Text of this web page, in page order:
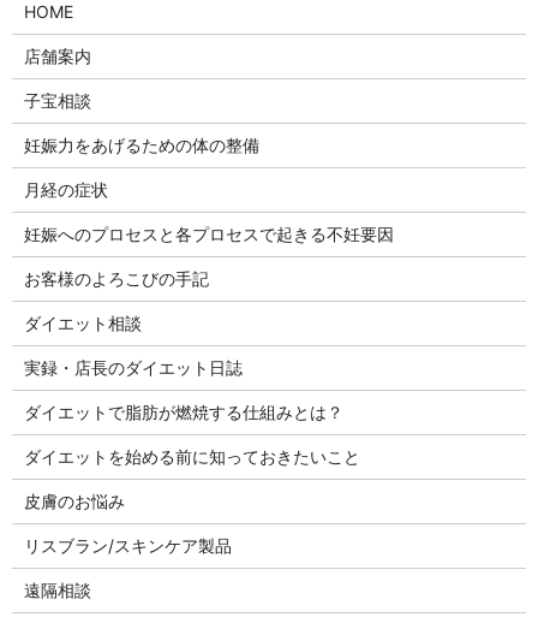
HOME
店舗案内
子宝相談
妊娠力をあげるための体の整備
月経の症状
妊娠へのプロセスと各プロセスで起きる不妊要因
お客様のよろこびの手記
ダイエット相談
実録・店長のダイエット日誌
ダイエットで脂肪が燃焼する仕組みとは？
ダイエットを始める前に知っておきたいこと
皮膚のお悩み
リスブラン/スキンケア製品
遠隔相談